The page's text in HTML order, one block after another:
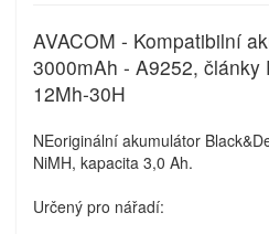
AVACOM - Kompatibilní
3000mAh - A9252, články
12Mh-30H
NEoriginální akumulátor
NiMH, kapacita 3,0 Ah.
Určený pro nářadí: